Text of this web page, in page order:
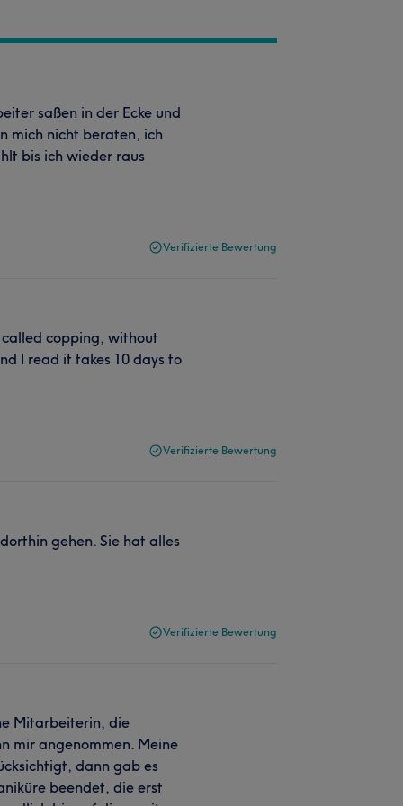
saßen in der Ecke und
mich nicht beraten, ich
bis ich wieder raus
Verifizierte Bewertung
copping, without
I read it takes 10 days to
Verifizierte Bewertung
gehen. Sie hat alles
Verifizierte Bewertung
Mitarbeiterin, die
mir angenommen. Meine
dann gab es
beendet, die erst